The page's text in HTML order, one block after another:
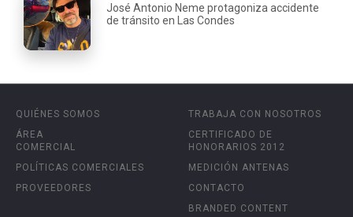
José Antonio Neme protagoniza accidente
de tránsito en Las Condes
QUIÉNES SOMOS
ÁREA
COMERCIAL
POLÍTICAS COMERCIALES
PROVEEDORES
TRABAJA CON NOSOTROS
CERTIFICADO DE
HONORARIOS 2012
MEDICIÓN ANTENAS
CONTACTO
BRANDED CONTENT